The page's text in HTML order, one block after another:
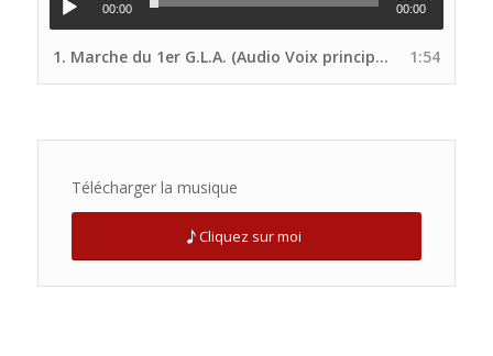
00:00 00:00
1. Marche du 1er G.L.A. (Audio Voix principale Site UNP) 1:54
Télécharger la musique
Cliquez sur moi